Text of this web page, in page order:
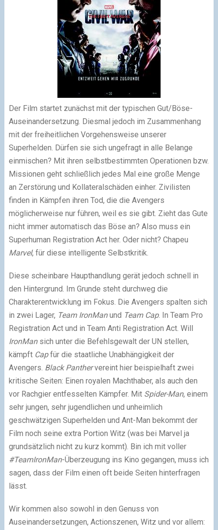
Der Film startet zunächst mit der typischen Gut/Böse-
Auseinandersetzung. Diesmal jedoch im Zusammenhang
mit der freiheitlichen Vorgehensweise unserer
Superhelden. Dürfen sie sich ungefragt in alle Belange
einmischen? Mit ihren selbstbestimmten Operationen bzw.
Missionen geht schließlich jedes Mal eine große Menge
an Zerstörung und Kollateralschäden einher. Zivilisten
finden in Kämpfen ihren Tod, die die Avengers
möglicherweise nur führen, weil es sie gibt. Zieht das Gute
nicht immer automatisch das Böse an? Also muss ein
Superhuman Registration Act her. Oder nicht? Chapeu
Marvel, für diese intelligente Selbstkritik.
Diese scheinbare Haupthandlung gerät jedoch schnell in
den Hintergrund. Im Grunde steht durchweg die
Charakterentwicklung im Fokus. Die Avengers spalten sich
in zwei Lager, Team IronManund Team Cap. In Team Pro
Registration Act und in Team Anti Registration Act. Will
IronMansich unter die Befehlsgewalt der UN stellen,
kämpft Capfür die staatliche Unabhängigkeit der
Avengers. Black Panthervereint hier beispielhaft zwei
kritische Seiten: Einen royalen Machthaber, als auch den
vor Rachgier entfesselten Kämpfer. Mit Spider-Man, einem
sehr jungen, sehr jugendlichen und unheimlich
geschwätzigen Superhelden und Ant-Man bekommt der
Film noch seine extra Portion Witz (was bei Marvel ja
grundsätzlich nicht zu kurz kommt). Bin ich mit voller
#TeamIronMan-Überzeugung ins Kino gegangen, muss ich
sagen, dass der Film einen oft beide Seiten hinterfragen
lässt.
Wir kommen also sowohl in den Genuss von
Auseinandersetzungen, Actionszenen, Witz und vor allem: